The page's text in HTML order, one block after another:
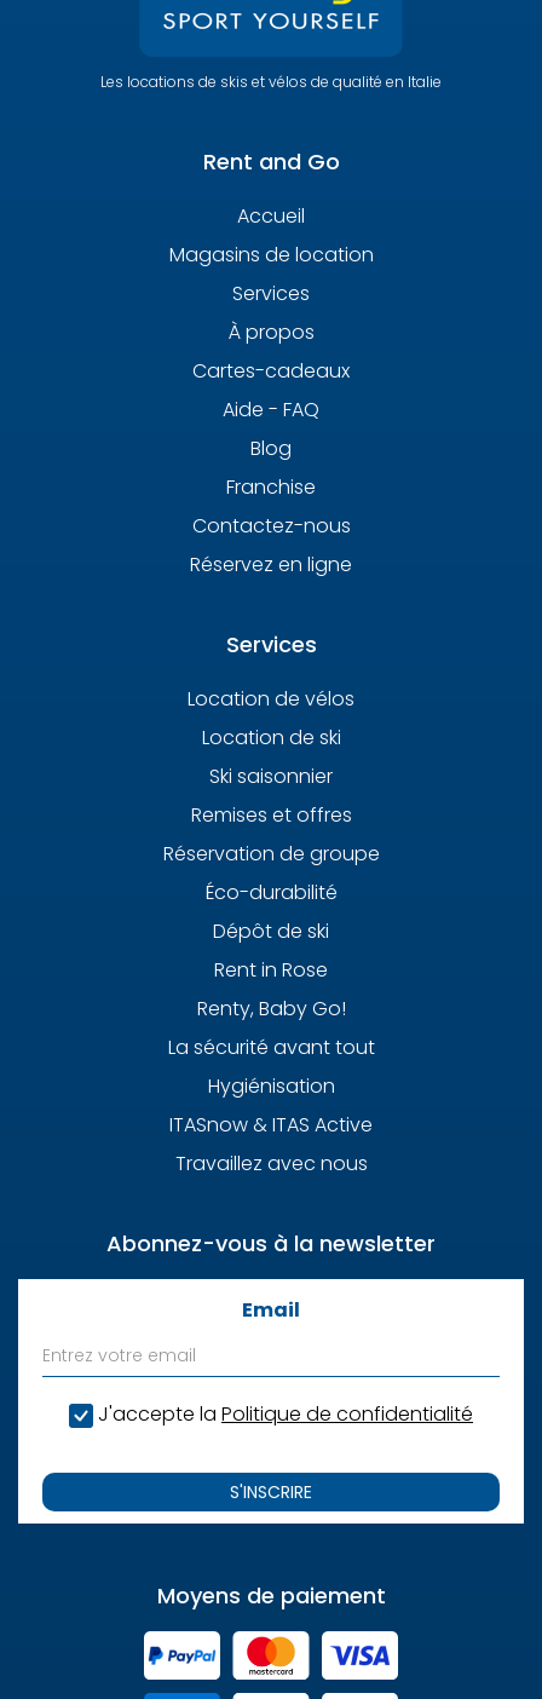
Les locations de skis et vélos de qualité en Italie
Rent and Go
Accueil
Magasins de location
Services
À propos
Cartes-cadeaux
Aide - FAQ
Blog
Franchise
Contactez-nous
Réservez en ligne
Services
Location de vélos
Location de ski
Ski saisonnier
Remises et offres
Réservation de groupe
Éco-durabilité
Dépôt de ski
Rent in Rose
Renty, Baby Go!
La sécurité avant tout
Hygiénisation
ITASnow & ITAS Active
Travaillez avec nous
Abonnez-vous à la newsletter
Email
J'accepte la Politique de confidentialité
S'INSCRIRE
Moyens de paiement